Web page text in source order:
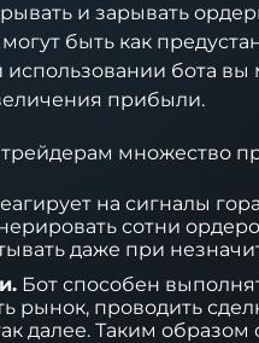
и зарывать
быть как
использовании бота
прибыли.
трейдерам множество
на сигналы
сотни
даже при
Бот способен
рынок, проводить
далее. Таким